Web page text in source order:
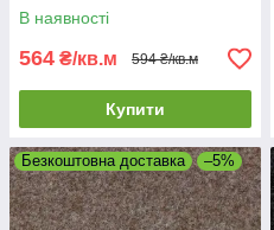
В наявності
564 ₴/кв.м 594 ₴/кв.м
Купити
Безкоштовна доставка –5%